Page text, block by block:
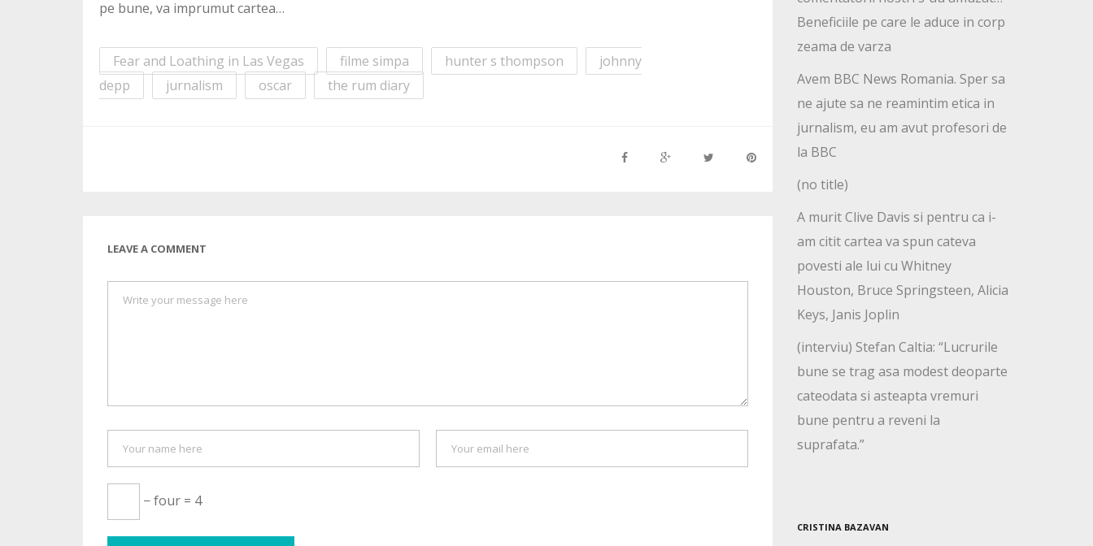
pe bune, va imprumut cartea…
Fear and Loathing in Las Vegas filme simpa hunter s thompson
johnny
depp
jurnalism oscar the rum diary
LEAVE A COMMENT
− four = 4
Beneficiile pe care le aduce in corp
zeama de varza
Avem BBC News Romania. Sper sa
ne ajute sa ne reamintim etica in
jurnalism, eu am avut profesori de
la BBC
(no title)
A murit Clive Davis si pentru ca i-
am citit cartea va spun cateva
povesti ale lui cu Whitney
Houston, Bruce Springsteen, Alicia
Keys, Janis Joplin
(interviu) Stefan Caltia: “Lucrurile
bune se trag asa modest deoparte
cateodata si asteapta vremuri
bune pentru a reveni la
suprafata.”
CRISTINA BAZAVAN